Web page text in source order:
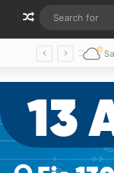
Random Article